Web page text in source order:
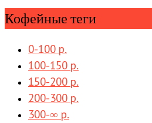
Кофейные теги
0-100 р.
100-150 р.
150-200 р.
200-300 р.
300-∞ р.